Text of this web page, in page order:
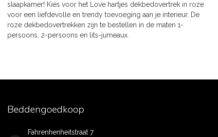
slaapkamer! Kies voor het Love hartjes dekbedovertrek in roze
voor een liefdevolle en trendy toevoeging aan je interieur. De
roze dekbedovertrekken zijn te bestellen in de maten 1-
persoons, 2-persoons en lits-jumeaux.
Beddengoedkoop
Fahrenhenheitstraat 7